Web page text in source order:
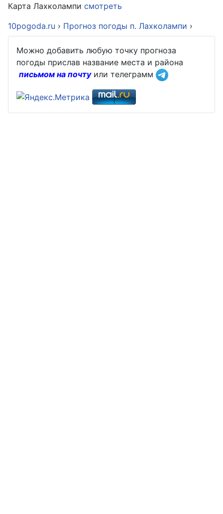
Карта Лахколампи смотреть
10pogoda.ru › Прогноз погоды п. Лахколампи ›
Можно добавить любую точку прогноза
погоды прислав название места и района
письмом на почтуили телеграмм